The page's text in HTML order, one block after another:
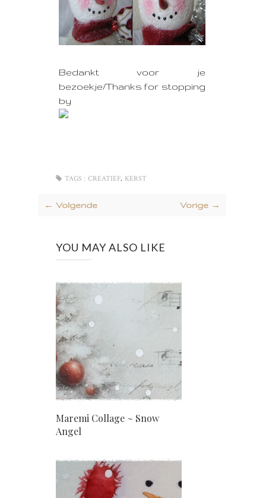
Bedankt voor je
bezoekje/Thanks for stopping
by
TAGS : CREATIEF, KERST
← Volgende Vorige →
YOU MAY ALSO LIKE
Maremi Collage ~ Snow
Angel